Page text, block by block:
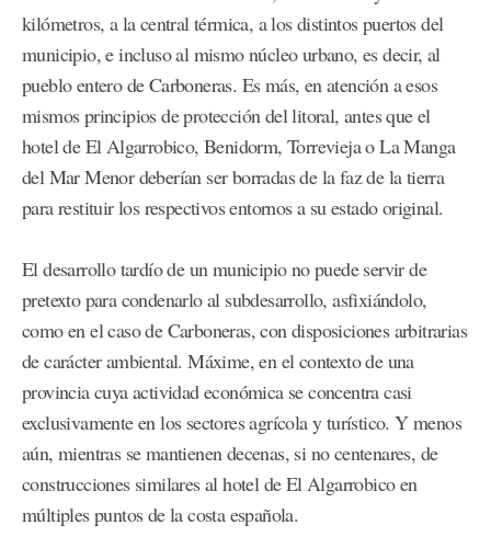
kilómetros, a la central térmica, a los distintos puertos del
municipio, e incluso al mismo núcleo urbano, es decir, al
pueblo entero de Carboneras. Es más, en atención a esos
mismos principios de protección del litoral, antes que el
hotel de El Algarrobico, Benidorm, Torrevieja o La Manga
del Mar Menor deberían ser borradas de la faz de la tierra
para restituir los respectivos entornos a su estado original.
El desarrollo tardío de un municipio no puede servir de
pretexto para condenarlo al subdesarrollo, asfixiándolo,
como en el caso de Carboneras, con disposiciones arbitrarias
de carácter ambiental. Máxime, en el contexto de una
provincia cuya actividad económica se concentra casi
exclusivamente en los sectores agrícola y turístico. Y menos
aún, mientras se mantienen decenas, si no centenares, de
construcciones similares al hotel de El Algarrobico en
múltiples puntos de la costa española.